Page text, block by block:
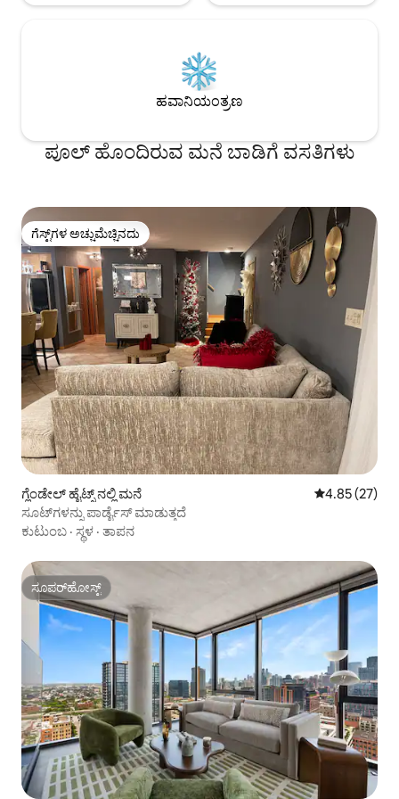
ಹವಾನಿಯಂತ್ರಣ
ಪೂಲ್ ಹೊಂದಿರುವ ಮನೆ ಬಾಡಿಗೆ ವಸತಿಗಳು
ಗೆಸ್ಟ್‌ಗಳ ಅಚ್ಚುಮೆಚ್ಚಿನದು
ಗೆಸ್ಟ್‌ಗಳ ಅಚ್ಚುಮೆಚ್ಚಿನದು
ಗ್ಲೆಂಡೇಲ್ ಹೈಟ್ಸ್ ನಲ್ಲಿ ಮನೆ 5 ರಲ್ಲಿ 4.85
4.85 (27)
ಸೂಟ್‌ಗಳನ್ನು ಪಾರ್ಡೈಸ್ ಮಾಡುತ್ತದೆ
ಕುಟುಂಬ · ಸ್ಥಳ · ತಾಪನ
ಸೂಪರ್‌ಹೋಸ್ಟ್
ಸೂಪರ್‌ಹೋಸ್ಟ್